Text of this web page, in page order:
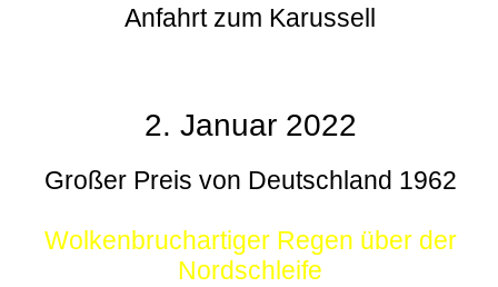
Anfahrt zum Karussell
2. Januar 2022
Großer Preis von Deutschland 1962
Wolkenbruchartiger Regen über der
Nordschleife